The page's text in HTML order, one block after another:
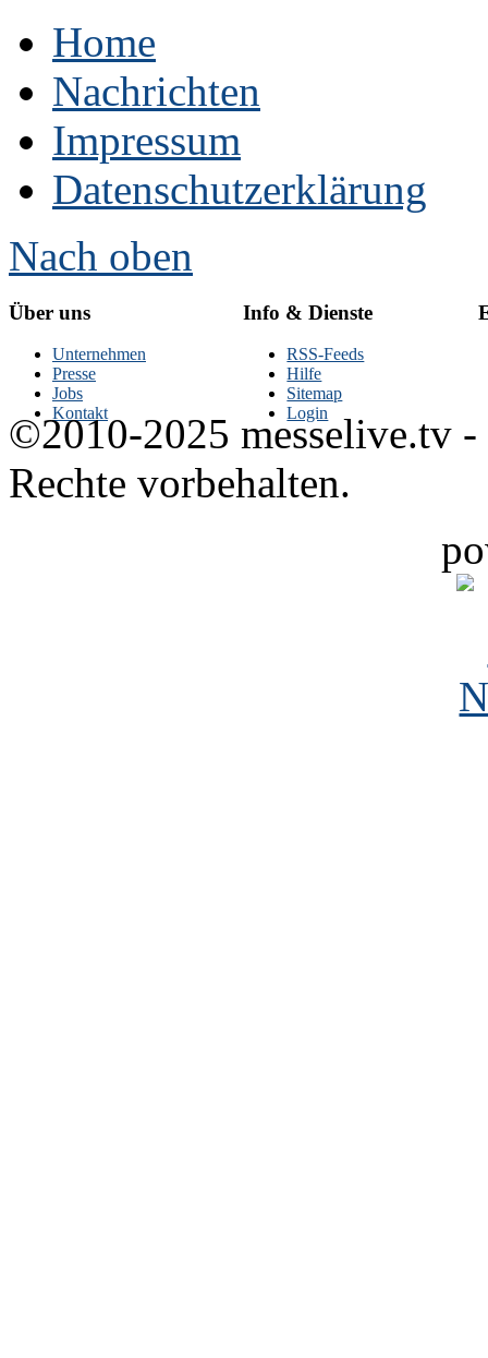
Home
Nachrichten
Impressum
Datenschutzerklärung
Nach oben
Über uns
Unternehmen
Presse
Jobs
Kontakt
Info & Dienste
RSS-Feeds
Hilfe
Sitemap
Login
©2010-2025 messelive.tv -
Rechte vorbehalten.